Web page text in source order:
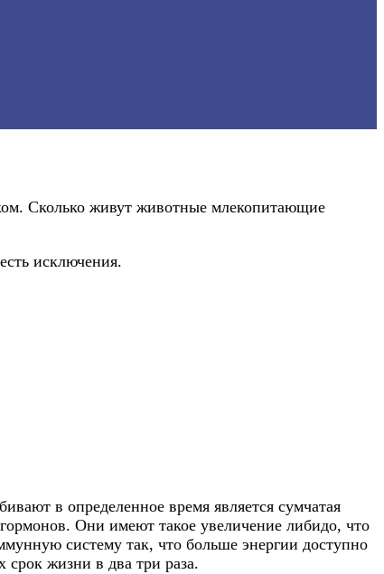
Сколько живут животные млекопитающие
исключения.
в определенное время является сумчатая
Они имеют такое увеличение либидо, что
систему так, что больше энергии доступно
срок жизни в два три раза.